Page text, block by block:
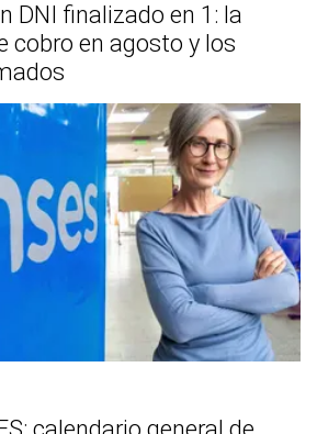
DNI finalizado en 1: la
cobro en agosto y los